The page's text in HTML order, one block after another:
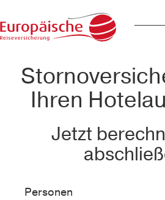
Ihren
Jetzt
Personen